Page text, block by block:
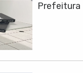
Prefeitura